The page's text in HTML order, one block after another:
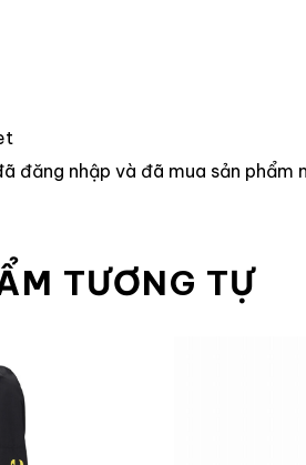
đăng nhập và đã mua sản
TƯƠNG TỰ